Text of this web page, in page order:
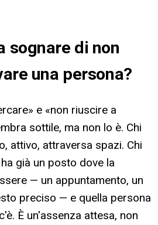
sognare di non
una persona?
e «non riuscire a
sottile, ma non lo è. Chi
attivo, attraversa spazi. Chi
già un posto dove la
— un appuntamento, un
preciso — e quella persona
È un'assenza attesa, non